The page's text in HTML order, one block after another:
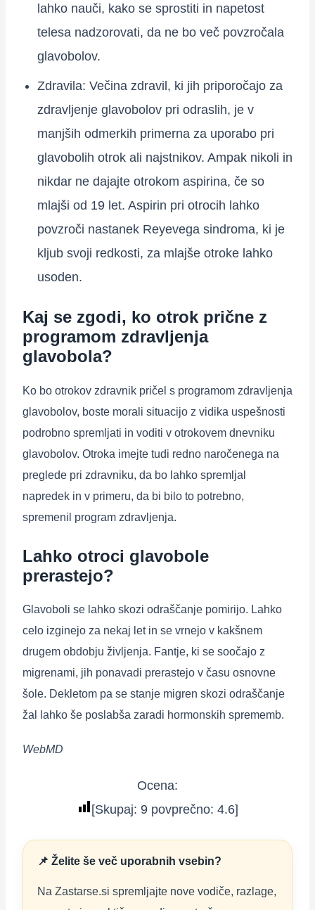
lahko nauči, kako se sprostiti in napetost
telesa nadzorovati, da ne bo več povzročala
glavobolov.
Zdravila: Večina zdravil, ki jih priporočajo za
zdravljenje glavobolov pri odraslih, je v
manjših odmerkih primerna za uporabo pri
glavobolih otrok ali najstnikov. Ampak nikoli in
nikdar ne dajajte otrokom aspirina, če so
mlajši od 19 let. Aspirin pri otrocih lahko
povzroči nastanek Reyevega sindroma, ki je
kljub svoji redkosti, za mlajše otroke lahko
usoden.
Kaj se zgodi, ko otrok prične z
programom zdravljenja
glavobola?
Ko bo otrokov zdravnik pričel s programom zdravljenja
glavobolov, boste morali situacijo z vidika uspešnosti
podrobno spremljati in voditi v otrokovem dnevniku
glavobolov. Otroka imejte tudi redno naročenega na
preglede pri zdravniku, da bo lahko spremljal
napredek in v primeru, da bi bilo to potrebno,
spremenil program zdravljenja.
Lahko otroci glavobole
prerastejo?
Glavoboli se lahko skozi odraščanje pomirijo. Lahko
celo izginejo za nekaj let in se vrnejo v kakšnem
drugem obdobju življenja. Fantje, ki se soočajo z
migrenami, jih ponavadi prerastejo v času osnovne
šole. Dekletom pa se stanje migren skozi odraščanje
žal lahko še poslabša zaradi hormonskih sprememb.
WebMD
Ocena:
[Skupaj: 9povprečno: 4.6]
📌 Želite še več uporabnih vsebin?
Na Zastarse.si spremljajte nove vodiče, razlage,